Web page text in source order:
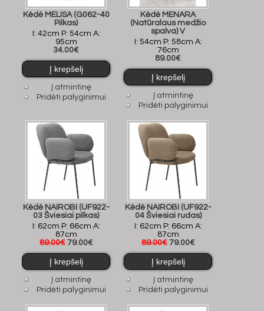
Kėdė MELISA (G062-40
Pilkas)
I: 42cm P: 54cm A:
95cm
34.00€
Į atmintinę
Pridėti palyginimui
Kėdė MENARA
(Natūralaus medžio
spalva) V
I: 54cm P: 58cm A:
76cm
89.00€
Į atmintinę
Pridėti palyginimui
Kėdė NAIROBI (UF922-
03 Šviesiai pilkas)
I: 62cm P: 66cm A:
87cm
89.00€ 79.00€
Į atmintinę
Pridėti palyginimui
Kėdė NAIROBI (UF922-
04 Šviesiai rudas)
I: 62cm P: 66cm A:
87cm
89.00€ 79.00€
Į atmintinę
Pridėti palyginimui